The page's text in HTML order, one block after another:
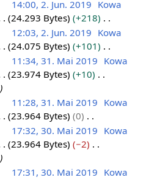
14:00, 2. Jun. 2019 Kowa
24.293 Bytes
+218
12:03, 2. Jun. 2019 Kowa
24.075 Bytes
+101
11:34, 31. Mai 2019 Kowa
23.974 Bytes
+10
11:28, 31. Mai 2019 Kowa
23.964 Bytes
0
17:32, 30. Mai 2019 Kowa
23.964 Bytes
−2
17:31, 30. Mai 2019 Kowa